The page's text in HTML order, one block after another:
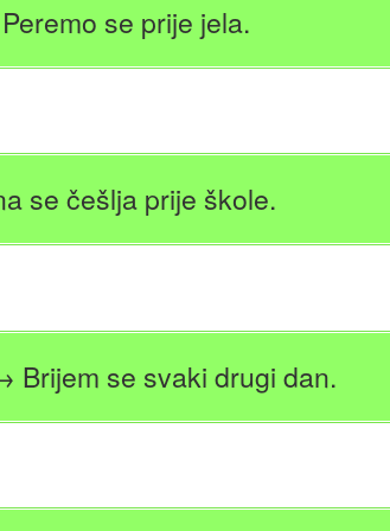
se prije jela.
se češlja prije škole.
Brijem se svaki drugi dan.